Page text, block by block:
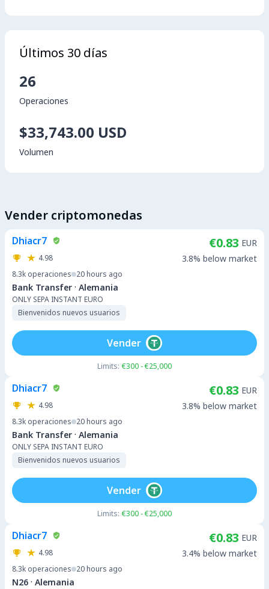
Últimos 30 días
26
Operaciones
$33,743.00 USD
Volumen
Vender criptomonedas
Dhiacr7
4.98
8.3k operaciones 20 hours ago
Bank Transfer · Alemania
ONLY SEPA INSTANT EURO
Bienvenidos nuevos usuarios
€0.83 EUR
3.8% below market
Limits: €300 - €25,000
Vender
Dhiacr7
4.98
8.3k operaciones 20 hours ago
Bank Transfer · Alemania
ONLY SEPA INSTANT EURO
Bienvenidos nuevos usuarios
€0.83 EUR
3.8% below market
Limits: €300 - €25,000
Vender
Dhiacr7
4.98
8.3k operaciones 20 hours ago
N26 · Alemania
€0.83 EUR
3.4% below market